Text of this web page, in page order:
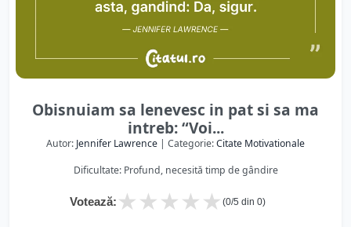
Obisnuiam sa lenevesc in pat si sa ma
intreb: “Voi...
Autor: Jennifer Lawrence | Categorie:Citate Motivationale
Dificultate: Profund, necesită timp de gândire
Votează: ★
★
★
★
★ (0/5 din 0)